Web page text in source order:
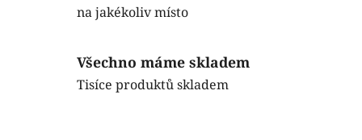
na jakékoliv místo
Všechno máme skladem
Tisíce produktů skladem